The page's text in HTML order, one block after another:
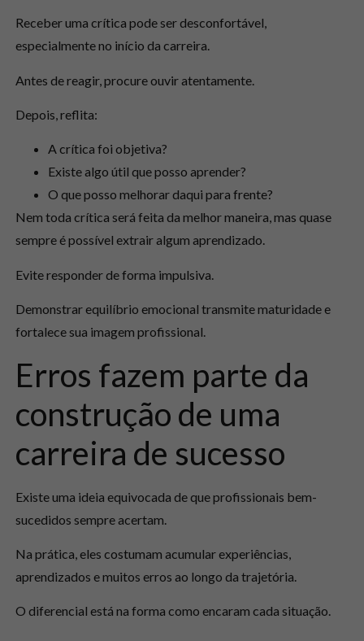
Receber uma crítica pode ser desconfortável,
especialmente no início da carreira.
Antes de reagir, procure ouvir atentamente.
Depois, reflita:
A crítica foi objetiva?
Existe algo útil que posso aprender?
O que posso melhorar daqui para frente?
Nem toda crítica será feita da melhor maneira, mas quase
sempre é possível extrair algum aprendizado.
Evite responder de forma impulsiva.
Demonstrar equilíbrio emocional transmite maturidade e
fortalece sua imagem profissional.
Erros fazem parte da
construção de uma
carreira de sucesso
Existe uma ideia equivocada de que profissionais bem-
sucedidos sempre acertam.
Na prática, eles costumam acumular experiências,
aprendizados e muitos erros ao longo da trajetória.
O diferencial está na forma como encaram cada situação.